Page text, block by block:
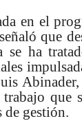
en el
que
se ha
que
de gestión.